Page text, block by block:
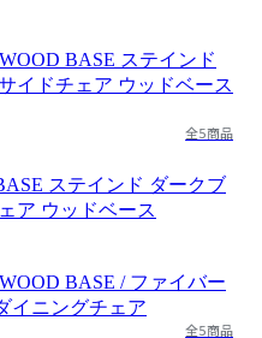
全5商品
ステインド ダークブ
ア ウッドベース
全5商品